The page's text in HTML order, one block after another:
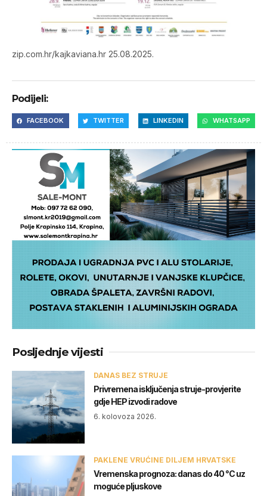
zip.com.hr/kajkaviana.hr 25.08.2025.
Podijeli:
FACEBOOK TWITTER LINKEDIN WHATSAPP
Posljednje vijesti
DANAS BEZ STRUJE
Privremena isključenja struje-provjerite
gdje HEP izvodi radove
6. kolovoza 2026.
PAKLENE VRUĆINE DILJEM HRVATSKE
Vremenska prognoza: danas do 40 °C uz
moguće pljuskove